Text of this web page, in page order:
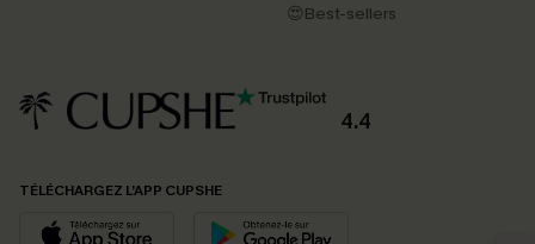
😍Best-sellers
4.4
TÉLÉCHARGEZ L’APP CUPSHE
PROFITEZ DE -15%
-15% dès 2 Achetés par E-mail